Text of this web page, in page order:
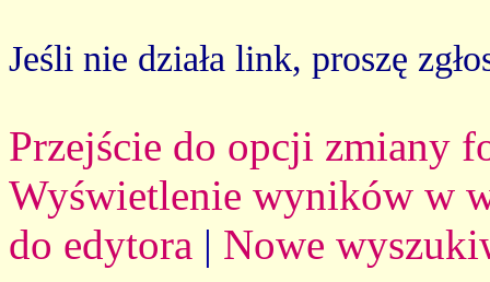
Jeśli nie działa link, proszę
Przejście do opcji zmiany
Wyświetlenie wyników w
do edytora | Nowe